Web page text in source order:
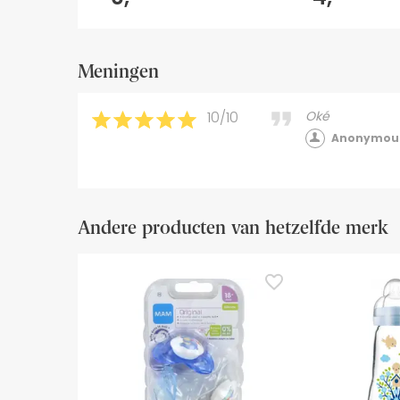
Meningen
10/10 Oké
Andere producten van hetzelfde merk